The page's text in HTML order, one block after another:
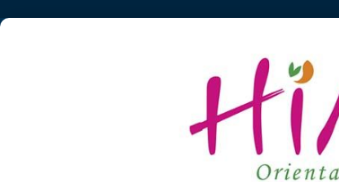
SERTÃ: